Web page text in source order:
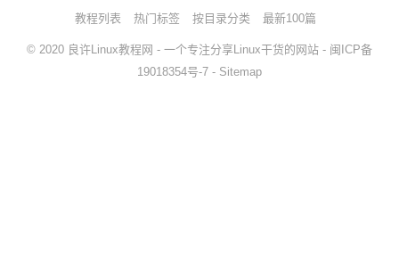
教程列表 热门标签 按目录分类 最新100篇
© 2020 良许Linux教程网 - 一个专注分享Linux干货的网站 - 闽ICP备
19018354号-7 - Sitemap